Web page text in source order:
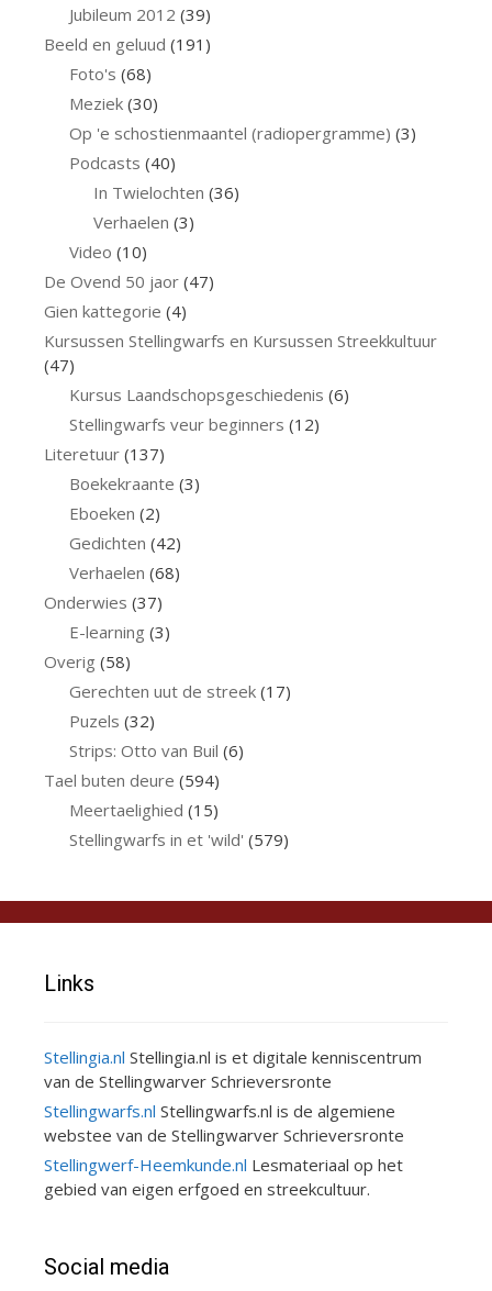
Jubileum 2012 (39)
Beeld en geluud (191)
Foto's (68)
Meziek(30)
Op 'e schostienmaantel (radiopergramme) (3)
Podcasts (40)
In Twielochten (36)
Verhaelen (3)
Video (10)
De Ovend 50 jaor (47)
Gien kattegorie (4)
Kursussen Stellingwarfs en Kursussen Streekkultuur
(47)
Kursus Laandschopsgeschiedenis (6)
Stellingwarfs veur beginners (12)
Literetuur (137)
Boekekraante (3)
Eboeken (2)
Gedichten (42)
Verhaelen (68)
Onderwies (37)
E-learning (3)
Overig (58)
Gerechten uut de streek(17)
Puzels (32)
Strips: Otto van Buil (6)
Tael buten deure (594)
Meertaelighied (15)
Stellingwarfs in et 'wild' (579)
Links
Stellingia.nl Stellingia.nl is et digitale kenniscentrum
van de Stellingwarver Schrieversronte
Stellingwarfs.nl Stellingwarfs.nl is de algemiene
webstee van de Stellingwarver Schrieversronte
Stellingwerf-Heemkunde.nl Lesmateriaal op het
gebied van eigen erfgoed en streekcultuur.
Social media